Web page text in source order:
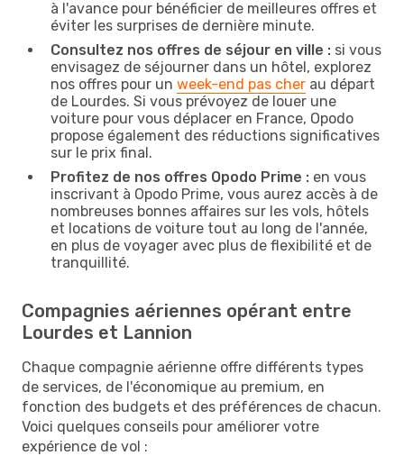
à l'avance pour bénéficier de meilleures offres et
éviter les surprises de dernière minute.
Consultez nos offres de séjour en ville : si vous
envisagez de séjourner dans un hôtel, explorez
nos offres pour un week-end pas cher au départ
de Lourdes. Si vous prévoyez de louer une
voiture pour vous déplacer en France, Opodo
propose également des réductions significatives
sur le prix final.
Profitez de nos offres Opodo Prime : en vous
inscrivant à Opodo Prime, vous aurez accès à de
nombreuses bonnes affaires sur les vols, hôtels
et locations de voiture tout au long de l'année,
en plus de voyager avec plus de flexibilité et de
tranquillité.
Compagnies aériennes opérant entre
Lourdes et Lannion
Chaque compagnie aérienne offre différents types
de services, de l'économique au premium, en
fonction des budgets et des préférences de chacun.
Voici quelques conseils pour améliorer votre
expérience de vol :